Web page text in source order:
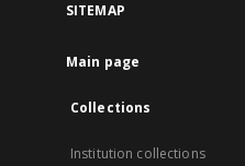
SITEMAP
Main page
Collections
Institution collections